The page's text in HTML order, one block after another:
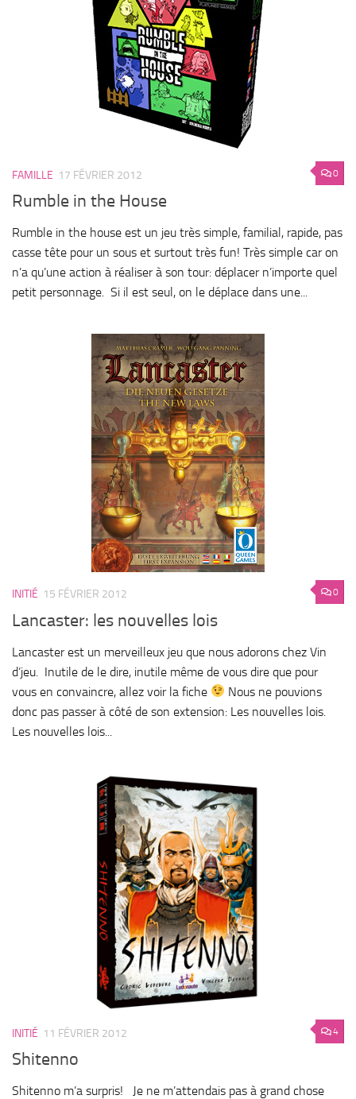
0
FAMILLE 17 FÉVRIER 2012
Rumble in the House
Rumble in the house est un jeu très simple, familial, rapide, pas
casse tête pour un sous et surtout très fun! Très simple car on
n’a qu’une action à réaliser à son tour: déplacer n’importe quel
petit personnage. Si il est seul, on le déplace dans une...
0
INITIÉ 15 FÉVRIER 2012
Lancaster: les nouvelles lois
Lancaster est un merveilleux jeu que nous adorons chez Vin
d’jeu. Inutile de le dire, inutile même de vous dire que pour
vous en convaincre, allez voir la fiche
Nous ne pouvions
donc pas passer à côté de son extension: Les nouvelles lois.
Les nouvelles lois...
4
INITIÉ 11 FÉVRIER 2012
Shitenno
Shitenno m’a surpris! Je ne m’attendais pas à grand chose